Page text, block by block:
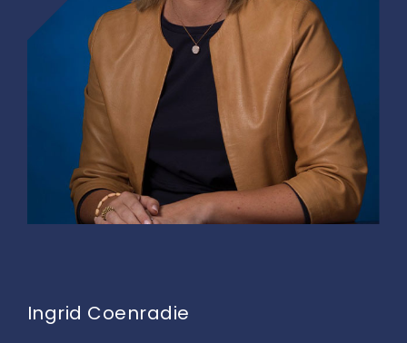
Ingrid Coenradie